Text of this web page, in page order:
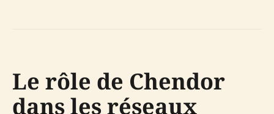
Le rôle de Chendor
dans les réseaux